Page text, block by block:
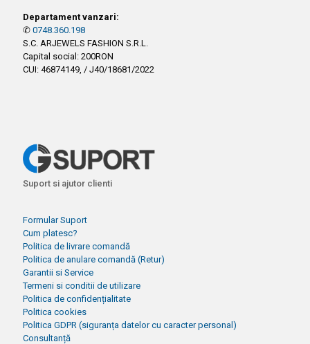
Departament vanzari:
✆ 0748.360.198
S.C. ARJEWELS FASHION S.R.L.
Capital social: 200RON
CUI: 46874149, / J40/18681/2022
Suport si ajutor clienti
Formular Suport
Cum platesc?
Politica de livrare comandă
Politica de anulare comandă (Retur)
Garantii si Service
Termeni si conditii de utilizare
Politica de confidențialitate
Politica cookies
Politica GDPR (siguranța datelor cu caracter personal)
Consultanță